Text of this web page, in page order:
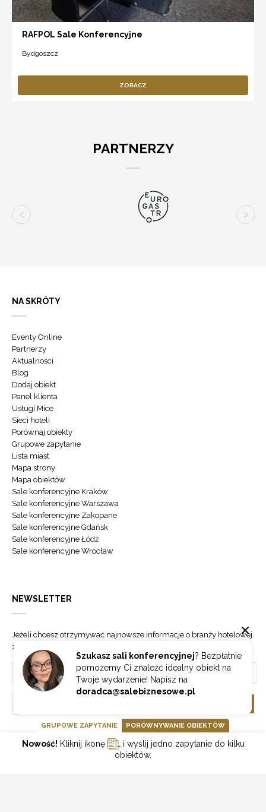
RAFPOL Sale Konferencyjne
Bydgoszcz
ZOBACZ
PARTNERZY
Szukasz sali konferencyjnej? Bezpłatnie
pomożemy Ci znaleźć idealny obiekt na
Twoje wydarzenie! Napisz na
doradca@salebiznesowe.pl
NA SKRÓTY
Eventy Online
Partnerzy
Aktualności
Blog
Dodaj obiekt
Panel klienta
Usługi Mice
Sieci hoteli
Porównaj obiekty
Grupowe zapytanie
Lista miast
Mapa strony
Mapa obiektów
Sale konferencyjne Kraków
Sale konferencyjne Warszawa
Sale konferencyjne Zakopane
Sale konferencyjne Gdańsk
Sale konferencyjne Łódź
Sale konferencyjne Wrocław
NEWSLETTER
Jeżeli chcesz otrzymywać najnowsze informacje o branży hotelowej
zapisz się do naszego newslettera.
GOONLINE.PL SPÓŁKA Z OGRANICZONĄ ODPOWIEDZIALNOŚCIĄ SP.K.
REGULAMIN
GRUPOWE ZAPYTANIE PORÓWNYWANIE OBIEKTÓW
Nowość! Kliknij ikonę
i wyślij jedno zapytanie do kilku
obiektów.